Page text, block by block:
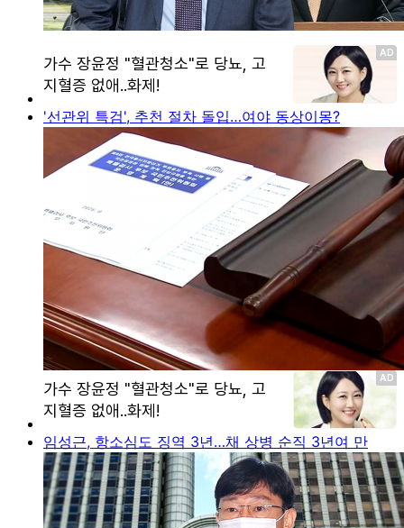
'선관위 특검', 추천 절차 돌입…여야 동상이몽?
임성근, 항소심도 징역 3년…채 상병 순직 3년여 만